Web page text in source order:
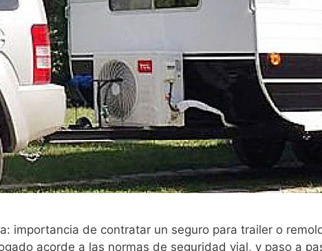
importancia de contratar un seguro para trailer o
acorde a las normas de seguridad vial, y paso a